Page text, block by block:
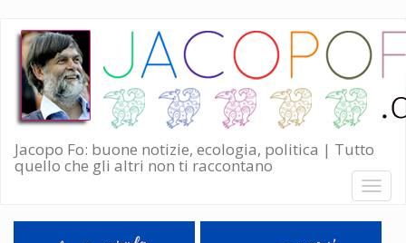
Salta
contenuto
principale
Jacopo Fo: buone notizie, ecologia, politica | Tutto
quello che gli altri non ti raccontano
Toggle